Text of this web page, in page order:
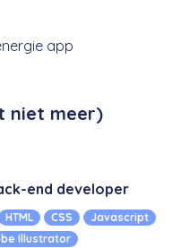
app
niet meer)
end developer
HTML CSS
Javascript
Illustrator